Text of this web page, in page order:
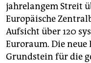
genossenschaft
epaper login
jahrelangem Streit
Europäische
Aufsicht über 120
Euroraum. Die
Grundstein für die